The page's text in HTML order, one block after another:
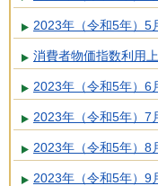
2023年（令和5年）5
消費者物価指数利用
2023年（令和5年）6
2023年（令和5年）7
2023年（令和5年）8
2023年（令和5年）9